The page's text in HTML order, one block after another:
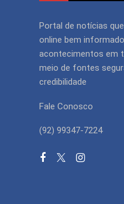
Portal de notícias
online bem
acontecimentos em
meio de fontes
credibilidade
Fale Conosco
(92) 99347-7224